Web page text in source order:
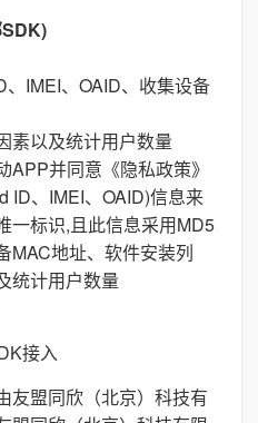
IMEI、OAID、收集设备
素以及统计用户数量
并同意《隐私政策》
ID、IMEI、OAID)信息来
一标识,且此信息采用MD5
MAC地址、软件安装列
统计用户数量
接入
友盟同欣（北京）科技有